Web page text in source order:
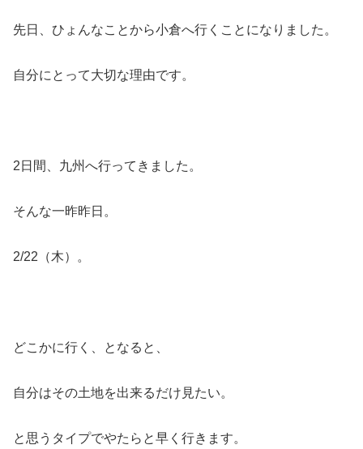
先日、ひょんなことから小倉へ行くことになりました。
自分にとって大切な理由です。
2日間、九州へ行ってきました。
そんな一昨昨日。
2/22（木）。
どこかに行く、となると、
自分はその土地を出来るだけ見たい。
と思うタイプでやたらと早く行きます。